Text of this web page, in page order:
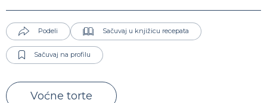
Podeli Sačuvaj u knjižicu recepata
Sačuvaj na profilu
Voćne torte